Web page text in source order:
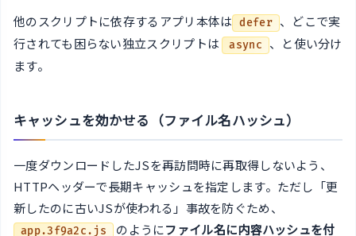
他のスクリプトに依存するアプリ本体は defer 、どこで実
行されても困らない独立スクリプトは async
、と使い分け
ます。
キャッシュを効かせる（ファイル名ハッシュ）
一度ダウンロードしたJSを再訪問時に再取得しないよう、
HTTPヘッダーで長期キャッシュを指定します。ただし「更
新したのに古いJSが使われる」事故を防ぐため、
app.3f9a2c.js のようにファイル名に内容ハッシュを付